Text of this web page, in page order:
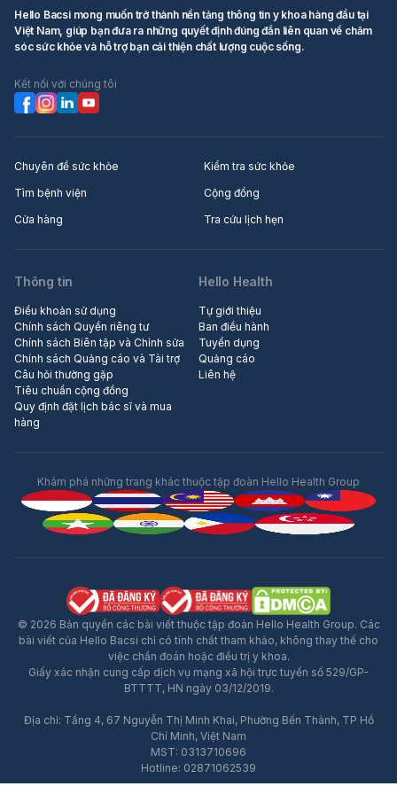
Quảng Cáo
Hello Bacsi mong muốn trở thành nền tảng thông tin y khoa hàng đầu tại
Việt Nam, giúp bạn đưa ra những quyết định đúng đắn liên quan về chăm
sóc sức khỏe và hỗ trợ bạn cải thiện chất lượng cuộc sống.
Kết nối với chúng tôi
Chuyên đề sức khỏe
Kiểm tra sức khỏe
Tìm bệnh viện
Cộng đồng
Cửa hàng
Tra cứu lịch hẹn
Thông tin
Điều khoản sử dụng
Chính sách Quyền riêng tư
Chính sách Biên tập và Chỉnh sửa
Chính sách Quảng cáo và Tài trợ
Câu hỏi thường gặp
Tiêu chuẩn cộng đồng
Quy định đặt lịch bác sĩ và mua
hàng
Hello Health
Tự giới thiệu
Ban điều hành
Tuyển dụng
Quảng cáo
Liên hệ
Khám phá những trang khác thuộc tập đoàn Hello Health Group
© 2026 Bản quyền các bài viết thuộc tập đoàn Hello Health Group. Các
bài viết của Hello Bacsi chỉ có tính chất tham khảo, không thay thế cho
việc chẩn đoán hoặc điều trị y khoa.
Giấy xác nhận cung cấp dịch vụ mạng xã hội trực tuyến số 529/GP-
BTTTT, HN ngày 03/12/2019.
Địa chỉ: Tầng 4, 67 Nguyễn Thị Minh Khai, Phường Bến Thành, TP Hồ
Chí Minh, Việt Nam
MST: 0313710696
Hotline: 02871062539